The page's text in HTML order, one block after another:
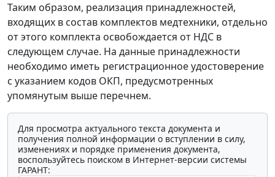
Таким образом, реализация принадлежностей,
входящих в состав комплектов медтехники, отдельно
от этого комплекта освобождается от НДС в
следующем случае. На данные принадлежности
необходимо иметь регистрационное удостоверение
с указанием кодов ОКП, предусмотренных
упомянутым выше перечнем.
Для просмотра актуального текста документа и
получения полной информации о вступлении в силу,
изменениях и порядке применения документа,
воспользуйтесь поиском в Интернет-версии системы
ГАРАНТ: